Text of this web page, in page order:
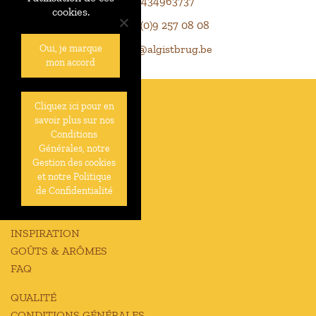
+32 (0)9 257 08 08
info@algistbrug.be
À PROPOS DE NOUS
HISTOIRE
PRODUCTION
JOBS
CONTACT
NOUVELLES
INSPIRATION
GOÛTS & ARÔMES
FAQ
QUALITÉ
cookies.
Oui, je marque
mon accord
Cliquez ici pour en
savoir plus sur nos
Conditions
Générales, notre
Gestion des cookies
et notre Politique
de Confidentialité